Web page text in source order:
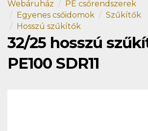
Webáruház
PE csőrendszerek
Egyenes csőidomok
Szűkítők
Hosszú szűkítők
32/25 hosszú
PE100 SDR11